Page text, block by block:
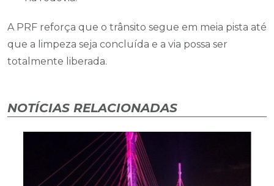
A PRF reforça que o trânsito segue em meia pista até
que a limpeza seja concluída e a via possa ser
totalmente liberada.
NOTÍCIAS RELACIONADAS